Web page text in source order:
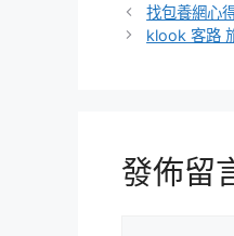
籤
找包養網心
klook 客路
發佈留